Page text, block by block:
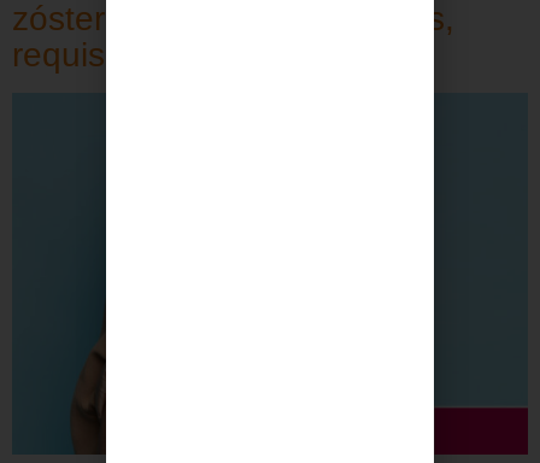
zóster en Andalucía: centros,
requisitos y cita